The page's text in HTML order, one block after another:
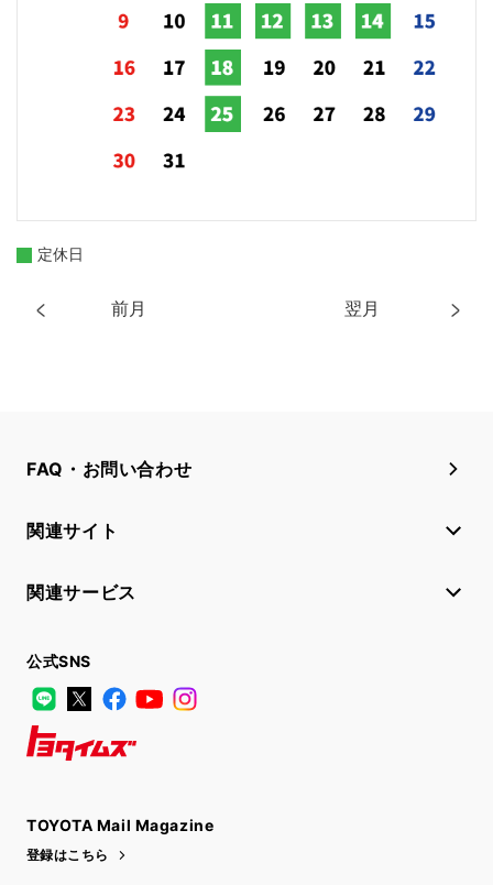
前月 翌月
定休日
FAQ・お問い合わせ
関連サイト
関連サービス
公式SNS
LINE
X FacebookYouTube
TOYOTA Mail Magazine
登録はこちら